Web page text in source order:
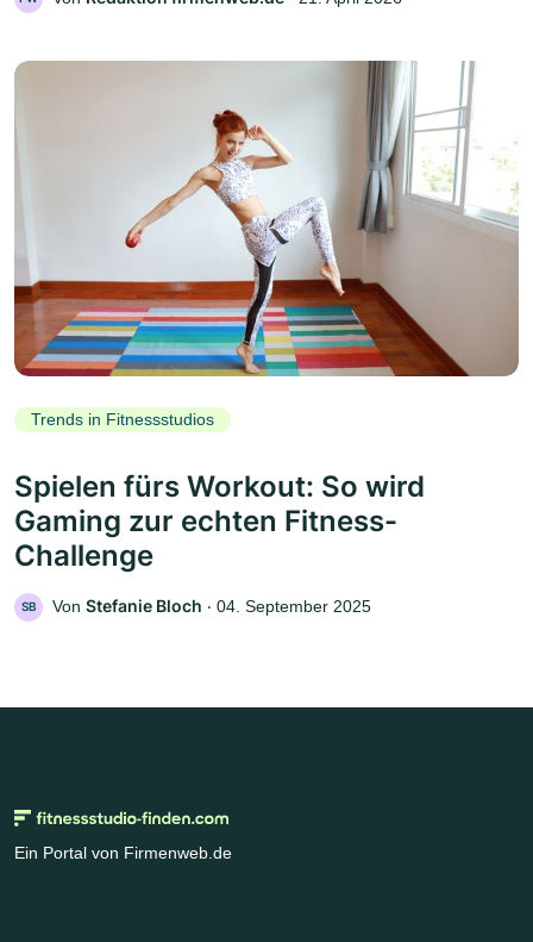
Trends in Fitnessstudios
Spielen fürs Workout: So wird
Gaming zur echten Fitness-
Challenge
SB Von Stefanie Bloch ‧ 04. September 2025
Ein Portal von Firmenweb.de